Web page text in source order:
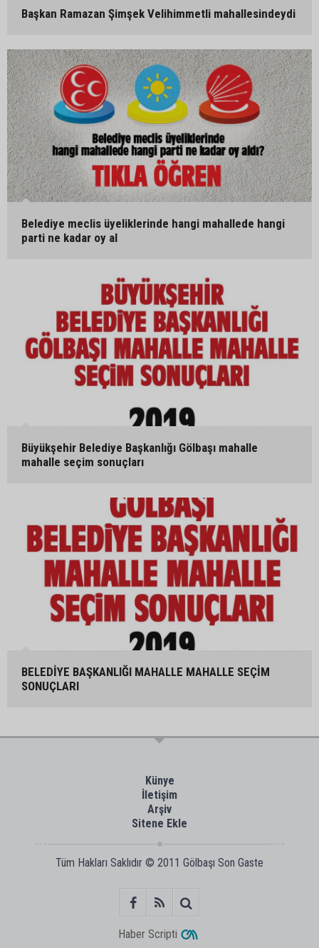
Başkan Ramazan Şimşek Velihimmetli mahallesindeydi
Belediye meclis üyeliklerinde hangi mahallede hangi
parti ne kadar oy al
Büyükşehir Belediye Başkanlığı Gölbaşı mahalle
mahalle seçim sonuçları
BELEDİYE BAŞKANLIĞI MAHALLE MAHALLE SEÇİM
SONUÇLARI
Künye
İletişim
Arşiv
Sitene Ekle
Tüm Hakları Saklıdır © 2011 Gölbaşı Son Gaste
Haber Scripti